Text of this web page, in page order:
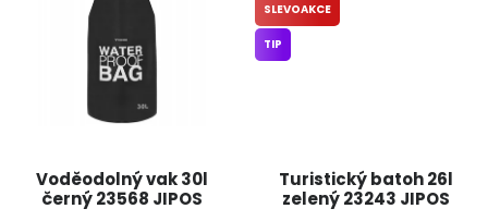
Voděodolný vak 30l
černý 23568 JIPOS
Turistický batoh 26l
zelený 23243 JIPOS
SLEVOAKCE
TIP